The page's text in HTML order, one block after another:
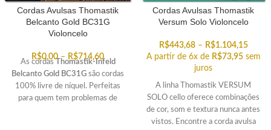
Cordas Avulsas Thomastik
Belcanto Gold BC31G
Violoncelo
R$0,00 – R$714,60
As cordasThomastik-Infeld
Belcanto Gold BC31G são cordas
100% livre de níquel. Perfeitas
para quem tem problemas de
Cordas Avulsas Thomastik
Versum Solo Violoncelo
R$443,68 – R$1.104,15
A partir de 6x de R$73,95 sem
juros
A linha Thomastik VERSUM
SOLO cello oferece combinações
de cor, som e textura nunca antes
vistos. Encontre a corda avulsa